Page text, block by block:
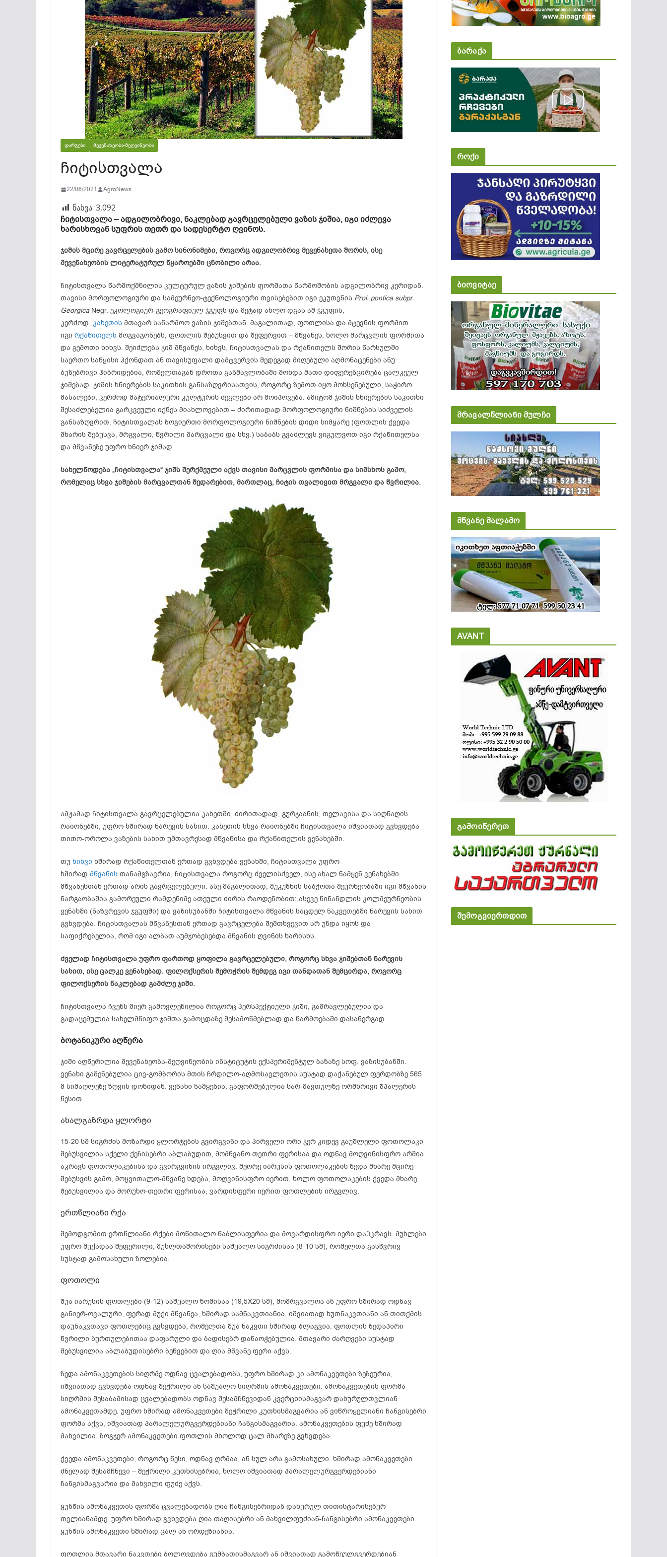
ᲓᲐᲠᲒᲔᲑᲘ ᲛᲔᲕᲔᲜᲐᲮᲔᲝᲑᲐ-ᲛᲔᲦᲕᲘᲜᲔᲝᲑᲐ
ჩიტისთვალა
22/06/2021 AgroNews
ნახვა: 3,092
ჩიტისთვალა – ადგილობრივი, ნაკლებად გავრცელებული ვაზის ჯიშია, იგი იძლევა
ხარისხოვან სუფრის თეთრ და სადესერტო ღვინოს.
ჯიშის მცირე გავრცელების გამო სინონიმები, როგორც ადგილობრივ მევენახეთა შორის, ისე
მევენახეობის ლიტერატურულ წყაროებში ცნობილი არაა.
ჩიტისთვალა წარმოქმნილია კულტურულ ვაზის ჯიშების ფორმათა წარმოშობის ადგილობრივ კერიდან.
თავისი მორფოლოგიური და სამეურნეო-ტექნოლოგიური თვისებებით იგი ეკუთვნის Prol. pontica subpr.
GeorgicaNegr. ეკოლოგიურ-გეოგრაფიულ ჯგუფს და მეტად ახლო დგას ამ ჯგუფის,
კერძოდ, კახეთის მთავარ საწარმოო ვაზის ჯიშებთან. მაგალითად, ფოთლისა და მტევნის ფორმით
იგი რქაწითელს მოგვაგონებს, ფოთლის შებუსვით და შეფერვით – მწვანეს, ხოლო მარცვლის ფორმითა
და გემოთი ხიხვს. შეიძლება ჯიშ მწვანეს, ხიხვს, ჩიტისთვალას და რქაწითელს შორის წარსულში
საერთო საწყისი ჰქონდათ ან თავისუფალი დამტვერვის შედეგად მიღებული აღმონაცენები ანუ
ბუნებრივი ჰიბრიდებია, რომელთაგან დროთა განმავლობაში მოხდა მათი დიფერენცირება ცალკეულ
ჯიშებად. ჯიშის ხნიერების საკითხის განსაზღვრისათვის, როგორც ზემოთ იყო მოხსენებული, საჭირო
მასალები, კერძოდ მატერიალური კულტურის ძეგლები არ მოიპოვება. ამიტომ ჯიშის ხნიერების საკითხი
შესაძლებელია გარკვეული იქნეს მიახლოვებით – ძირითადად მორფოლოგიური ნიშნების სიძველის
განსაზღვრით. ჩიტისთვალას ზოგიერთი მორფოლოგიური ნიშნების დიდი სიმყარე (ფოთლის ქვედა
მხარის შებუსვა, მრგვალი, წვრილი მარცვალი და სხვ.) საბაბს გვაძლევს ვიგულვოთ იგი რქაწითელსა
და მწვანეზე უფრო ხნიერ ჯიშად.
სახელწოდება „ჩიტისთვალა“ ჯიშს შერქმეული აქვს თავისი მარცვლის ფორმისა და სიმსხოს გამო,
რომელიც სხვა ჯიშების მარცვალთან შედარებით, მართლაც, ჩიტის თვალივით მრგვალი და წვრილია.
ამჟამად ჩიტისთვალა გავრცელებულია კახეთში, ძირითადად, გურჯაანის, თელავისა და სიღნაღის
რაიონებში, უფრო ხშირად ნარევის სახით. კახეთის სხვა რაიონებში ჩიტისთვალა იშვიათად გვხვდება
თითო-ოროლა ვაზების სახით უმთავრესად მწვანისა და რქაწითელის ვენახებში.
თუ ხიხვი ხშირად რქაწითელთან ერთად გვხვდება ვენახში, ჩიტისთვალა უფრო
ხშირად მწვანის თანამგზავრია, ჩიტისთვალა როგორც ძველისძველ, ისე ახალ ნამყენ ვენახებში
მწვანესთან ერთად არის გავრცელებული. ასე მაგალითად, მუკუზნის საბჭოთა მეურნეობაში იგი მწვანის
ნარგაობაშია გამორეული რამდენიმე ათეული ძირის რაოდენობით; ასევე წინანდლის კოლმეურნეობის
ვენახში (ნაზვრევის ჯგუფში) და ვაზისუბანში ჩიტისთვალა მწვანის საცდელ ნაკვეთებში ნარევის სახით
გვხვდება. ჩიტისთვალას მწვანესთან ერთად გავრცელება შემთხვევით არ უნდა იყოს და
საფიქრებელია, რომ იგი ალბათ აუმჯობესებდა მწვანის ღვინის ხარისხს.
ძველად ჩიტისთვალა უფრო ფართოდ ყოფილა გავრცელებული, როგორც სხვა ჯიშებთან ნარევის
სახით, ისე ცალკე ვენახებად. ფილოქსერის შემოჭრის შემდეგ იგი თანდათან შემცირდა, როგორც
ფილოქსერის ნაკლებად გამძლე ჯიში.
ჩიტისთვალა ჩვენს მიერ გამოვლენილია როგორც პერსპექტიული ჯიში, გამრავლებულია და
გადაცემულია სახელმწიფო ჯიშთა გამოცდაზე შესამოწმებლად და წარმოებაში დასანერგად.
ბოტანიკური აღწერა
ჯიში აღწერილია მევენახეობა-მეღვინეობის ინსტიტუტის ექსპერიმენტულ ბაზაზე სოფ. ვაზისუბანში.
ვენახი გაშენებულია ცივ-გომბორის მთის ჩრდილო-აღმოსავლეთის სუსტად დაქანებულ ფერდობზე 565
მ სიმაღლეზე ზღვის დონიდან. ვენახი ნამყენია, გაფორმებულია სარ-მავთულზე ორმხრივი შპალერის
წესით.
ახალგაზრდა ყლორტი
15-20 სმ სიგრძის მოზარდი ყლორტების გვირგვინი და პირველი ორი ჯერ კიდევ გაუშლელი ფოთოლაკი
შებუსვილია სქელი ქეჩისებრი აბლაბუდით, მომწვანო თეთრი ფერისაა და ოდნავ მოღვინისფრო არშია
აკრავს ფოთოლაკებისა და გვირგვინის ირგვლივ. მეორე იარუსის ფოთოლაკების ზედა მხარე მცირე
შებუსვის გამო, მოყვითალო-მწვანე ხდება, მოღვინისფრო იერით, ხოლო ფოთოლაკების ქვედა მხარე
შებუსვილია და მორუხო-თეთრი ფერისაა, ვარდისფერი იერით ფოთლების ირგვლივ.
ერთწლიანი რქა
შემოდგომით ერთწლიანი რქები მოწითალო წაბლისფერია და მოვარდისფრო იერი დაჰკრავს. მუხლები
უფრო მუქადაა შეფერილი, მუხლთაშორისები საშუალო სიგრძისაა (8-10 სმ), რომელთა გასწვრივ
სუსტად გამოსახული ზოლებია.
ფოთოლი
შუა იარუსის ფოთლები (9-12) საშუალო ზომისაა (19,5X20 სმ), მომრგვალოა ან უფრო ხშირად ოდნავ
განიერ-ოვალური, ფერად მუქი მწვანეა, ხშირად სამნაკვთიანია, იშვიათად ხუთნაკვთიანი ან თითქმის
დაუნაკვთავი ფოთლებიც გვხვდება, რომელთა შუა ნაკვთი ხშირად ბლაგვია. ფოთლის ზედაპირი
წვრილი ბურთულებითაა დაფარული და ბადისებრ დანაოჭებულია. მთავარი ძარღვები სუსტად
შებუსვილია აბლაბუდისებრი ბეწვებით და ღია მწვანე ფერი აქვს.
ზედა ამონაკვეთების სიღრმე ოდნავ ცვალებადობს, უფრო ხშირად კი ამონაკვეთები ზეზეურია,
იშვიათად გვხვდება ოდნავ შეჭრილი ან საშუალო სიღრმის ამონაკვეთები. ამონაკვეთების ფორმა
სიღრმის შესაბამისად ცვალებადობს ოდნავ შესამჩნევიდან კვერცხისმაგვარ დახურულთვლიან
ამონაკვეთამდე. უფრო ხშირად ამონაკვეთები შეჭრილი კუთხისმაგვარია ან ვიწროყელიანი ჩანგისებრი
ფორმა აქვს, იშვიათად პარალელურგვერდებიანი ჩანგისმაგვარია. ამონაკვეთების ფუძე ხშირად
მახვილია. ზოგჯერ ამონაკვეთები ფოთლის მხოლოდ ცალ მხარეზე გვხვდება.
ქვედა ამონაკვეთები, როგორც წესი, ოდნავ ღრმაა, ან სულ არა გამოსახული. ხშირად ამონაკვეთები
ძნელად შესამჩნევი – შეჭრილი კუთხისებრია, ხოლო იშვიათად პარალელურგვერდებიანი
ჩანგისმაგვარია და მახვილი ფუძე აქვს.
ყუნწის ამონაკვეთის ფორმა ცვალებადობს ღია ჩანგისებრიდან დახურულ თითისტარისებურ
თვლიანამდე. უფრო ხშირად გვხვდება ღია თაღისებრი ან მახვილფუძიან-ჩანგისებრი ამონაკვეთები.
ყუნწის ამონაკვეთი ხშირად ცალ ან ორდეზიანია.
ფოთლის მთავარი ნაკვთები ბოლოვდება გუმბათისმაგვარ ან იშვიათად გამოწეულგვერდებიან
ბარაქა
როქი
ბიოვიტაე
მრავალწლიანი მულჩი
მწვანე მალამო
AVANT
გამოიწერეთ
შემოგვიერთდით